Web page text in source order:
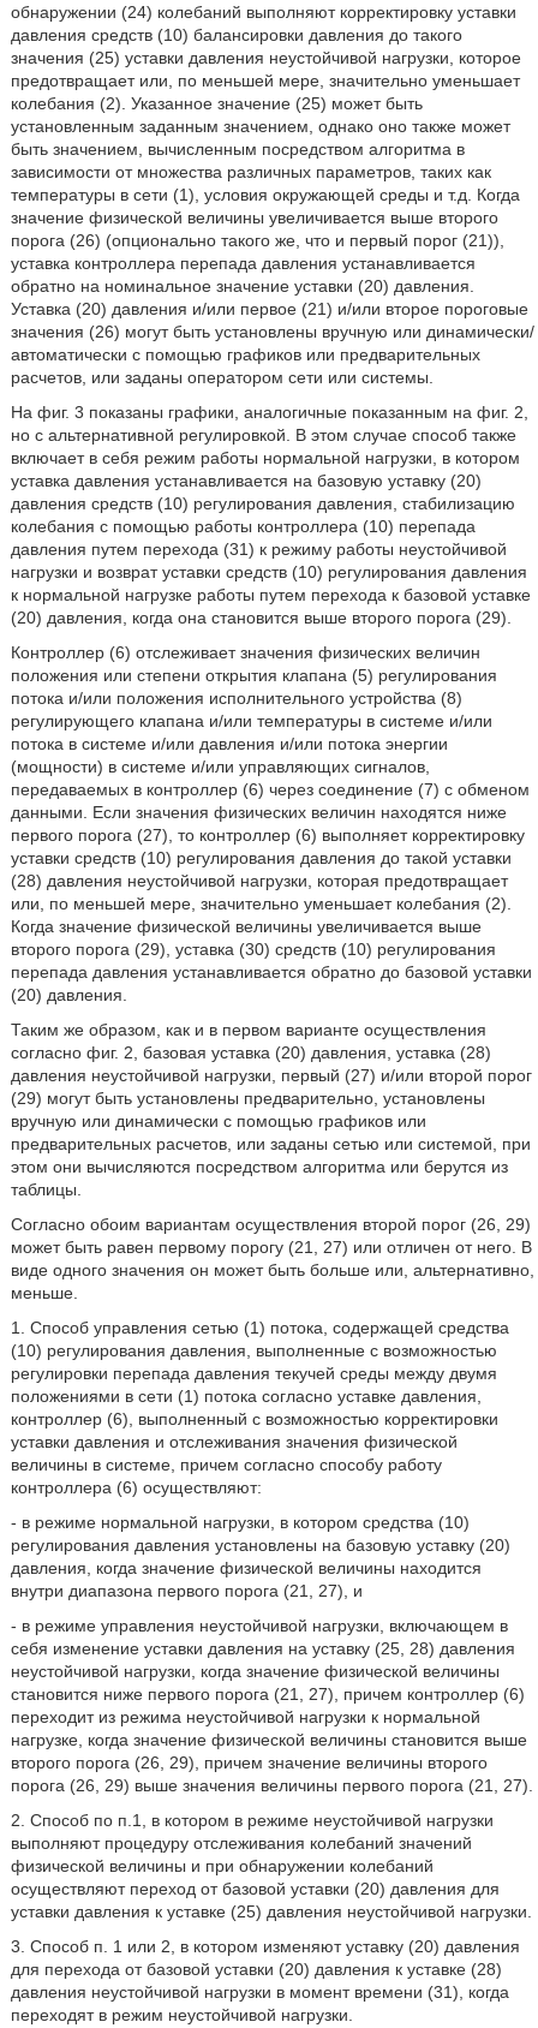
обнаружении (24) колебаний выполняют корректировку уставки
давления средств (10) балансировки давления до такого
значения (25) уставки давления неустойчивой нагрузки, которое
предотвращает или, по меньшей мере, значительно уменьшает
колебания (2). Указанное значение (25) может быть
установленным заданным значением, однако оно также может
быть значением, вычисленным посредством алгоритма в
зависимости от множества различных параметров, таких как
температуры в сети (1), условия окружающей среды и т.д. Когда
значение физической величины увеличивается выше второго
порога (26) (опционально такого же, что и первый порог (21)),
уставка контроллера перепада давления устанавливается
обратно на номинальное значение уставки (20) давления.
Уставка (20) давления и/или первое (21) и/или второе пороговые
значения (26) могут быть установлены вручную или динамически/
автоматически с помощью графиков или предварительных
расчетов, или заданы оператором сети или системы.
На фиг. 3 показаны графики, аналогичные показанным на фиг. 2,
но с альтернативной регулировкой. В этом случае способ также
включает в себя режим работы нормальной нагрузки, в котором
уставка давления устанавливается на базовую уставку (20)
давления средств (10) регулирования давления, стабилизацию
колебания с помощью работы контроллера (10) перепада
давления путем перехода (31) к режиму работы неустойчивой
нагрузки и возврат уставки средств (10) регулирования давления
к нормальной нагрузке работы путем перехода к базовой уставке
(20) давления, когда она становится выше второго порога (29).
Контроллер (6) отслеживает значения физических величин
положения или степени открытия клапана (5) регулирования
потока и/или положения исполнительного устройства (8)
регулирующего клапана и/или температуры в системе и/или
потока в системе и/или давления и/или потока энергии
(мощности) в системе и/или управляющих сигналов,
передаваемых в контроллер (6) через соединение (7) с обменом
данными. Если значения физических величин находятся ниже
первого порога (27), то контроллер (6) выполняет корректировку
уставки средств (10) регулирования давления до такой уставки
(28) давления неустойчивой нагрузки, которая предотвращает
или, по меньшей мере, значительно уменьшает колебания (2).
Когда значение физической величины увеличивается выше
второго порога (29), уставка (30) средств (10) регулирования
перепада давления устанавливается обратно до базовой уставки
(20) давления.
Таким же образом, как и в первом варианте осуществления
согласно фиг. 2, базовая уставка (20) давления, уставка (28)
давления неустойчивой нагрузки, первый (27) и/или второй порог
(29) могут быть установлены предварительно, установлены
вручную или динамически с помощью графиков или
предварительных расчетов, или заданы сетью или системой, при
этом они вычисляются посредством алгоритма или берутся из
таблицы.
Согласно обоим вариантам осуществления второй порог (26, 29)
может быть равен первому порогу (21, 27) или отличен от него. В
виде одного значения он может быть больше или, альтернативно,
меньше.
1. Способ управления сетью (1) потока, содержащей средства
(10) регулирования давления, выполненные с возможностью
регулировки перепада давления текучей среды между двумя
положениями в сети (1) потока согласно уставке давления,
контроллер (6), выполненный с возможностью корректировки
уставки давления и отслеживания значения физической
величины в системе, причем согласно способу работу
контроллера (6) осуществляют:
- в режиме нормальной нагрузки, в котором средства (10)
регулирования давления установлены на базовую уставку (20)
давления, когда значение физической величины находится
внутри диапазона первого порога (21, 27), и
- в режиме управления неустойчивой нагрузки, включающем в
себя изменение уставки давления на уставку (25, 28) давления
неустойчивой нагрузки, когда значение физической величины
становится ниже первого порога (21, 27), причем контроллер (6)
переходит из режима неустойчивой нагрузки к нормальной
нагрузке, когда значение физической величины становится выше
второго порога (26, 29), причем значение величины второго
порога (26, 29) выше значения величины первого порога (21, 27).
2. Способ по п.1, в котором в режиме неустойчивой нагрузки
выполняют процедуру отслеживания колебаний значений
физической величины и при обнаружении колебаний
осуществляют переход от базовой уставки (20) давления для
уставки давления к уставке (25) давления неустойчивой нагрузки.
3. Способ п. 1 или 2, в котором изменяют уставку (20) давления
для перехода от базовой уставки (20) давления к уставке (28)
давления неустойчивой нагрузки в момент времени (31), когда
переходят в режим неустойчивой нагрузки.